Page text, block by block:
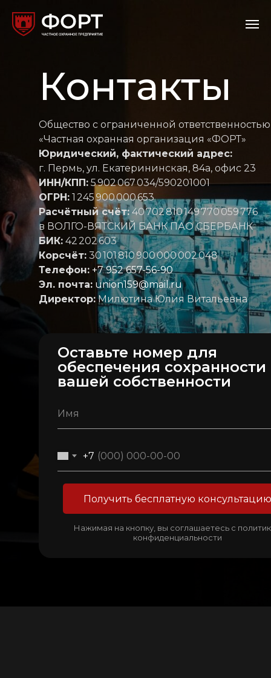
Оставьте номер для
обеспечения сохранности
вашей собственности
Контакты
+7
Получить бесплатную консультацию
Нажимая на кнопку, вы соглашаетесь с
конфиденциальности
Общество с ограниченной ответственностью
«Частная охранная организация «ФОРТ»
Юридический, фактический адрес:
г. Пермь, ул. Екатерининская, 84а, офис 23
ИНН/КПП: 5 902 067 034/590201001
ОГРН: 1 245 900 000 653
Расчётный счёт: 40 702 810 149 770 059 776
в ВОЛГО-ВЯТСКИЙ БАНК ПАО СБЕРБАНК
БИК: 42 202 603
Корсчёт: 30 101 810 900 000 002 048
Телефон: +7 952 657-56-90
Эл. почта: union159@mail.ru
Директор:Милютина Юлия Витальевна